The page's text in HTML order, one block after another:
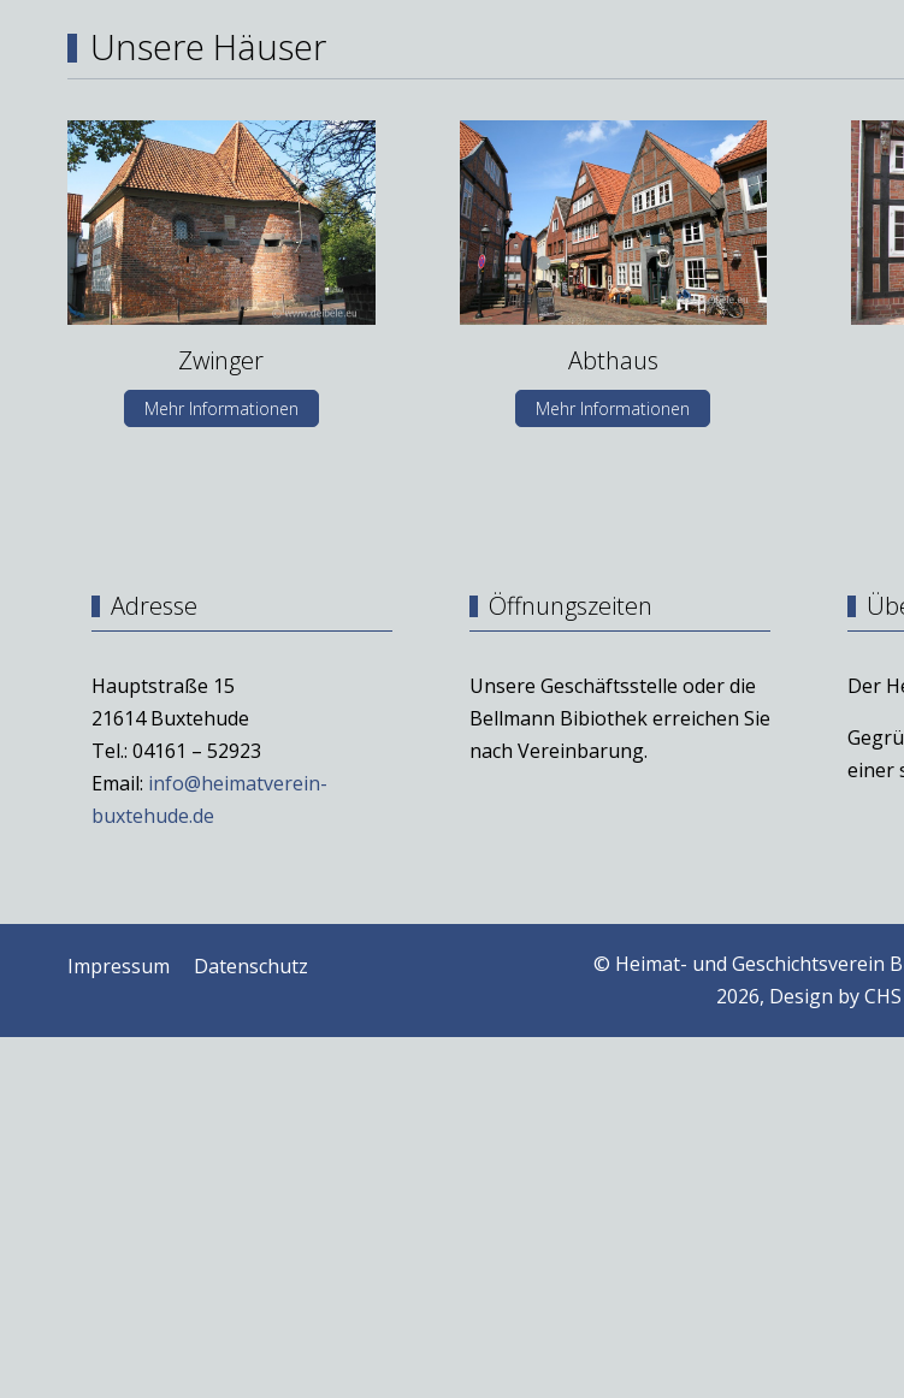
Unsere Häuser
Zwinger
Mehr Informationen
Abthaus
Mehr Informationen
Adresse
Hauptstraße 15
21614 Buxtehude
Tel.: 04161 – 52923
Email: info@heimatverein-
buxtehude.de
Öffnungszeiten
Unsere Geschäftsstelle oder die
Bellmann Bibiothek erreichen Sie
nach Vereinbarung.
Der
einer
Impressum Datenschutz
© Heimat- und Geschichtsverein
2026, Design byCHS